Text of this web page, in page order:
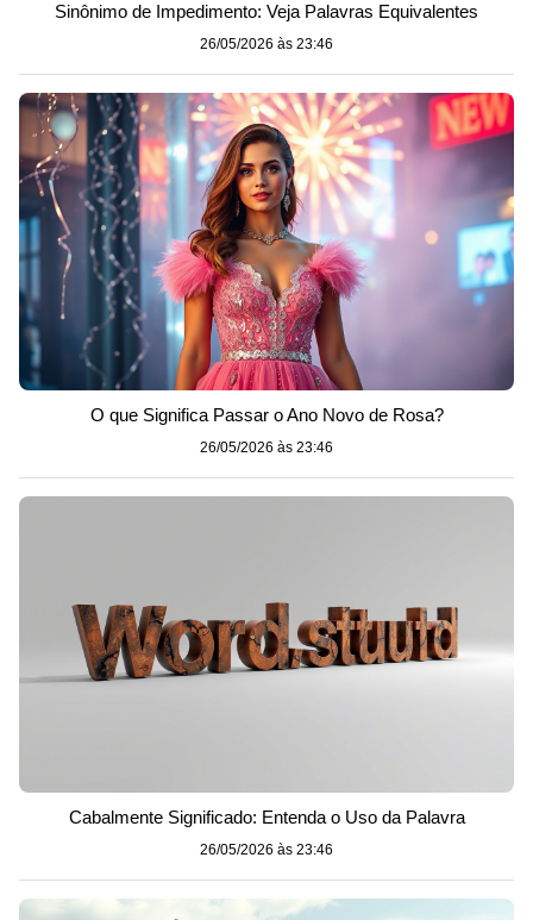
Sinônimo de Impedimento: Veja Palavras Equivalentes
26/05/2026 às 23:46
O que Significa Passar o Ano Novo de Rosa?
26/05/2026 às 23:46
Cabalmente Significado: Entenda o Uso da Palavra
26/05/2026 às 23:46